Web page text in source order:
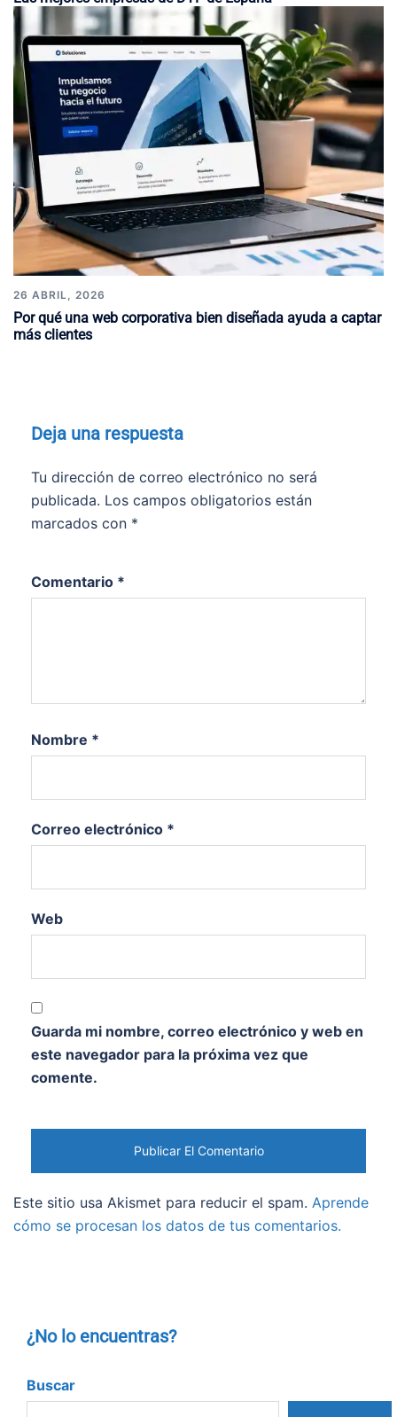
26 ABRIL, 2026
Por qué una web corporativa bien diseñada ayuda a captar
más clientes
Deja una respuesta
Tu dirección de correo electrónico no será
publicada. Los campos obligatorios están
marcados con *
Comentario *
Nombre *
Correo electrónico *
Web
Guarda mi nombre, correo electrónico y web en
este navegador para la próxima vez que
comente.
Este sitio usa Akismet para reducir el spam. Aprende
cómo se procesan los datos de tus comentarios.
¿No lo encuentras?
Buscar